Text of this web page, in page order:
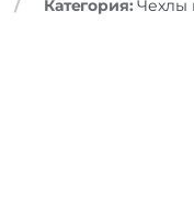
Категория:Чехлы